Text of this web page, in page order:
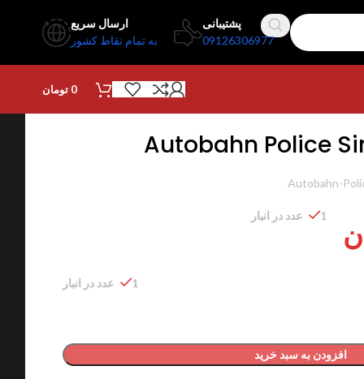
پشتیبانی
09126306977
ارسال سریع
به تمام نقاط کشور
0 تومان
Autobahn Police
Autobahn-
1 عدد در انبار
1 عدد در انبار
افزودن به سبد خرید